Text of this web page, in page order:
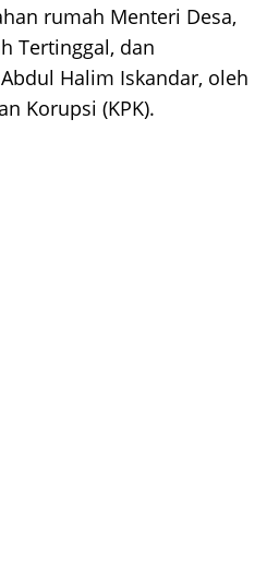
rumah Menteri Desa,
Tertinggal, dan
Halim Iskandar, oleh
Korupsi (KPK).